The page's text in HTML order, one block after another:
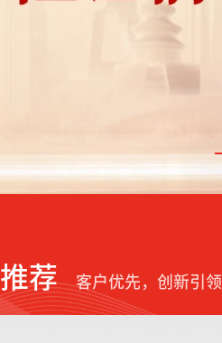
荐 客户优先，创新引领